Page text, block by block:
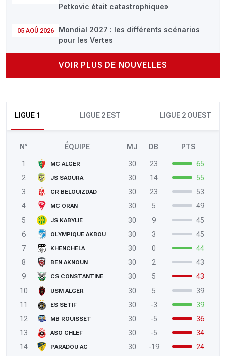
Petkovic était catastrophique»
05 AOÛ 2026
Mondial 2027 : les différents scénarios
pour les Vertes
VOIR PLUS DE NOUVELLES
LIGUE 1 LIGUE 2 EST LIGUE 2 OUEST
N° ÉQUIPE MJ DB PTS
1 MC ALGER 30 23
65
2
JS SAOURA 30 14
55
3
CR BELOUIZDAD 30 23
53
4
MC ORAN 30 5
49
5
JS KABYLIE 30 9
45
6
OLYMPIQUE AKBOU 30 3
45
7
KHENCHELA 30 0
44
8
BEN AKNOUN 30 2
43
9
CS CONSTANTINE 30 5
43
10
USM ALGER 30 5
39
11
ES SETIF 30 -3
39
12
MB ROUISSET 30 -5
36
13
ASO CHLEF 30 -5
34
14
PARADOU AC 30 -19
24